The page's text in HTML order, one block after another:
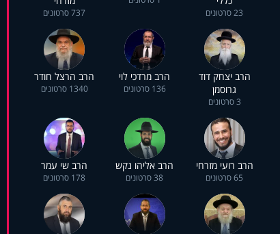
23 סרטונים 737 סרטונים
הרב יצחק דוד
גרוסמן
3 סרטונים
הרב מרדכי לוי
136 סרטונים
הרב הרצל חודר
1340 סרטונים
הרב רועי מזרחי
65 סרטונים
הרב אליהו נקש
38 סרטונים
הרב שי עמר
178 סרטונים